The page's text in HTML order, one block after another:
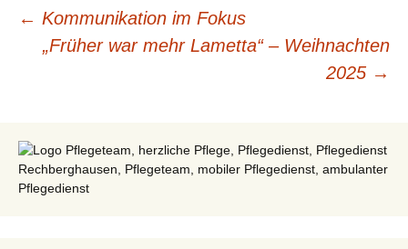
Beitragsnavigation
← Kommunikation im Fokus
„Früher war mehr Lametta“ – Weihnachten
2025 →